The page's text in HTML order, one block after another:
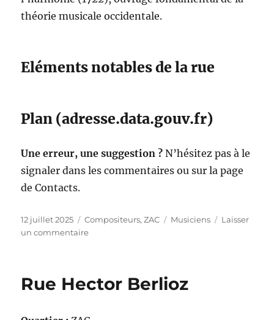
théorie musicale occidentale.
Eléments notables de la rue
Plan (adresse.data.gouv.fr)
Une erreur, une suggestion ? N’hésitez pas à le
signaler dans les commentaires ou sur la page
de Contacts.
Publié
le
12 juillet 2025 Catégories
Compositeurs,ZAC Étiquettes
Musiciens
Laisser
un commentairesur
Rameau
Rue Hector Berlioz